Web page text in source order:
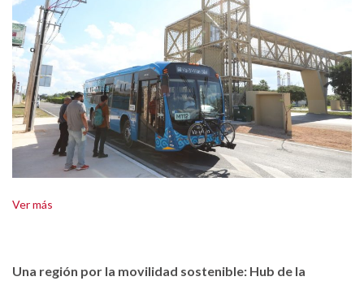
Ver más
Una región por la movilidad sostenible: Hub de la